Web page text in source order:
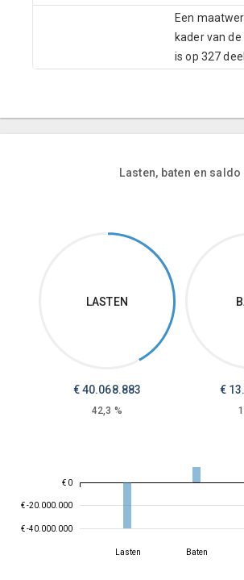
Een
kader van
is op 327
Lasten, baten en saldo
LASTEN
€40.068.883
42,3 %
€
€ -40.000.000
€ -20.000.000
€ 0
Lasten Baten